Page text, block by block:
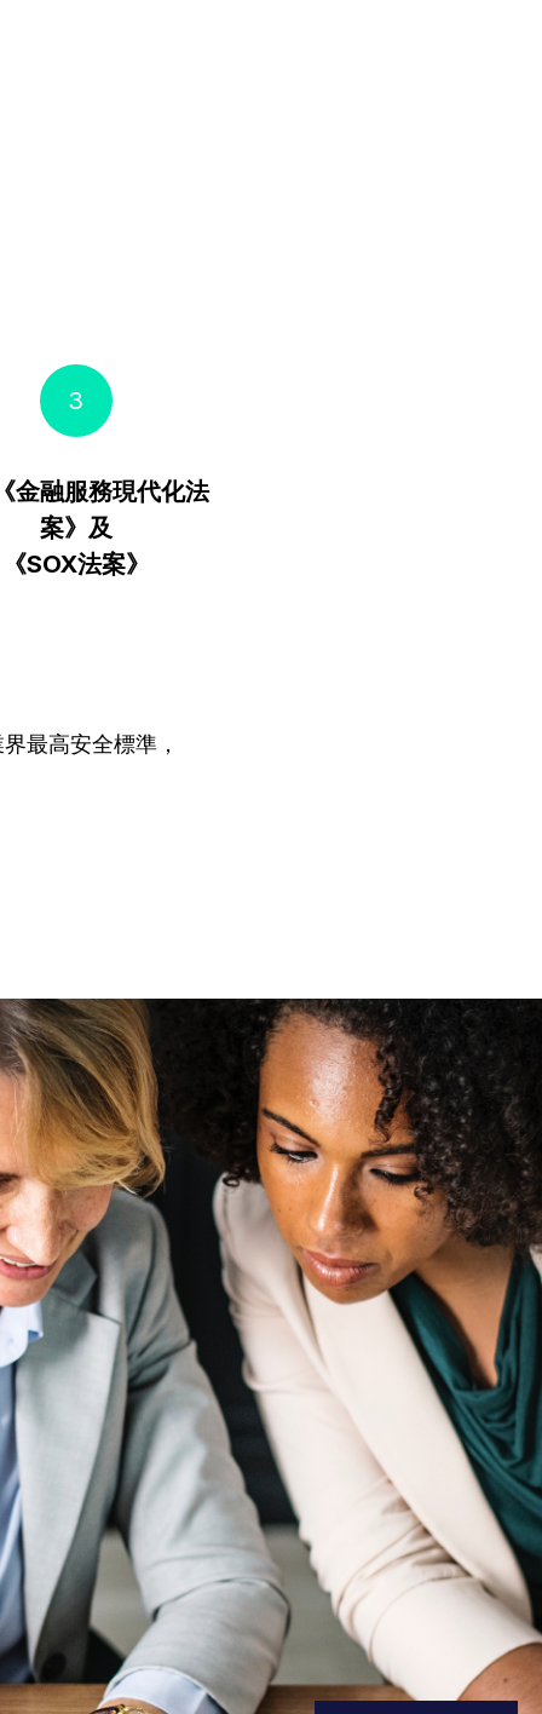
3
金融服務現代化法
案》及
《SOX法案》
最高安全標準，